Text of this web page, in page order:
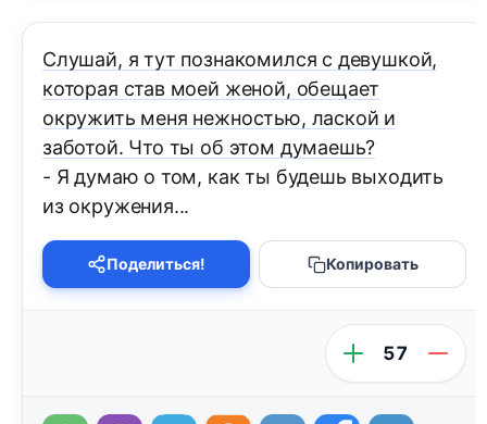
Слушай, я тут познакомился с девушкой,
которая став моей женой, обещает
окружить меня нежностью, лаской и
заботой. Что ты об этом думаешь?
- Я думаю о том, как ты будешь выходить
из окружения...
Поделиться! Копировать
57